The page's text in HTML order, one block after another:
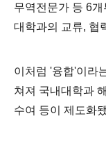
무역전문가 등 6
대학과의 교류, 협
이처럼 '융합'이라
쳐져 국내대학과
수여 등이 제도화